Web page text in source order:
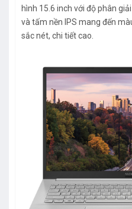
hình 15.6 inch với độ phân
và tấm nền IPS mang đến
sắc nét, chi tiết cao.